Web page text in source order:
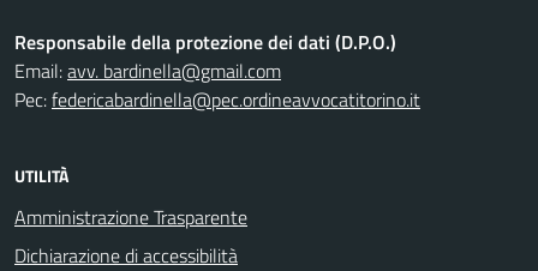
Responsabile della protezione dei dati (D.P.O.)
Email:avv. bardinella@gmail.com
Pec:federicabardinella@pec.ordineavvocatitorino.it
UTILITÀ
Amministrazione Trasparente
Dichiarazione di accessibilità